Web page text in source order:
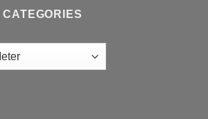
CATEGORIES